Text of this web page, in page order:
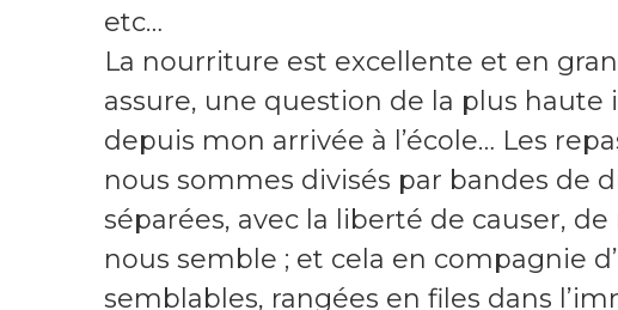
etc…
La nourriture est excellente et en
assure, une question de la plus
depuis mon arrivée à l’école… Les
nous sommes divisés par bandes de
séparées, avec la liberté de causer,
nous semble ; et cela en compagnie
semblables, rangées en files dans